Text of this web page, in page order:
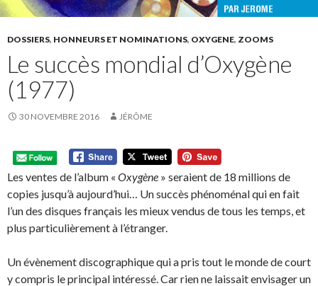
DOSSIERS, HONNEURS ET NOMINATIONS, OXYGENE, ZOOMS
Le succès mondial d’Oxygène
(1977)
30 NOVEMBRE 2016 JÉRÔME
Les ventes de l’album « Oxygène » seraient de 18 millions de
copies jusqu’à aujourd’hui… Un succès phénoménal qui en fait
l’un des disques français les mieux vendus de tous les temps, et
plus particulièrement à l’étranger.
Un évènement discographique qui a pris tout le monde de court
y compris le principal intéressé. Car rien ne laissait envisager un